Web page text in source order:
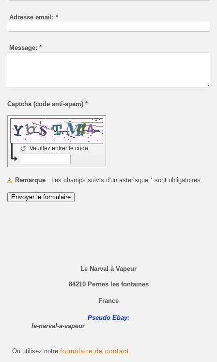
Adresse email: *
Message: *
Captcha (code anti-spam) *
Veuillez entrer le code.
↺
Remarque : Les champs suivis d'un astérisque *sont obligatoires.
Le Narval à Vapeur
84210 Pernes les fontaines
France
Pseudo Ebay:
le-narval-a-vapeur
Ou utilisez notre formulaire de contact